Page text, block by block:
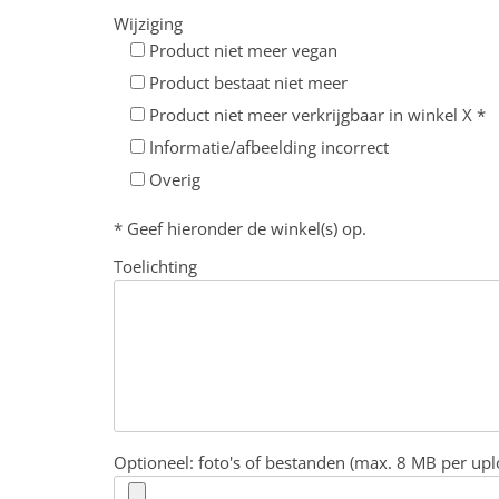
Wijziging
Product niet meer vegan
Product bestaat niet meer
Product niet meer verkrijgbaar in winkel X *
Informatie/afbeelding incorrect
Overig
* Geef hieronder de winkel(s) op.
Toelichting
Optioneel: foto's of bestanden (max. 8 MB per